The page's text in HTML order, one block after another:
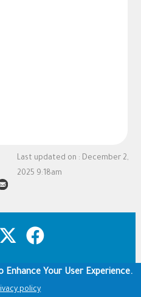
Last updated on : December 2,
2025 9:18am
Privacy Policy
of use
Enhance Your User Experience.
policy